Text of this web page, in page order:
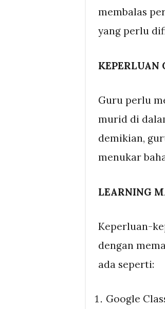
membalas
yang perlu
KEPERLUAN
Guru perlu
murid di
demikian,
menukar
LEARNING
Keperluan-
dengan
ada seperti:
Google